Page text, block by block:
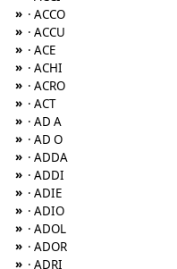
» · ACCO
» · ACCU
» · ACE
» · ACHI
» · ACRO
» · ACT
» · AD A
» · AD O
» · ADDA
» · ADDI
» · ADIE
» · ADIO
» · ADOL
» · ADOR
» · ADRI